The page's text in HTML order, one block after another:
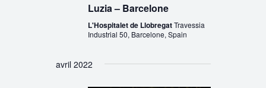
Luzia – Barcelone
L'Hospitalet de LlobregatTravessia
Industrial 50, Barcelone, Spain
avril 2022